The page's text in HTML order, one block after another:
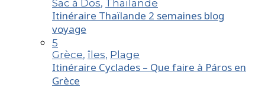
Sac à Dos, Thaïlande
Itinéraire Thaïlande 2 semaines blog
voyage
5
Grèce, îles, Plage
Itinéraire Cyclades – Que faire à Páros en
Grèce